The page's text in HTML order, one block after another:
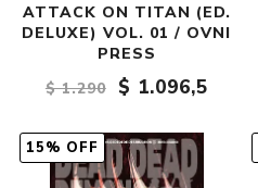
ATTACK ON TITAN (ED.
DELUXE) VOL. 01 / OVNI
PRESS
$ 1.290
$ 1.096,5
15% OFF